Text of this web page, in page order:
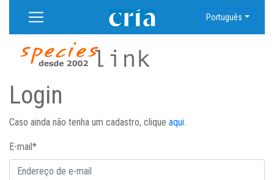
Português
Login
Caso ainda não tenha um cadastro, clique aqui.
E-mail*